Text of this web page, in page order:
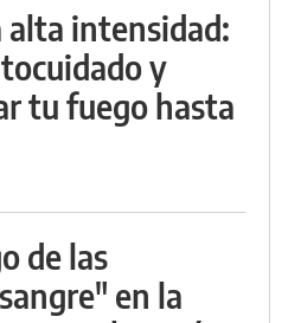
alta intensidad:
y
tu fuego hasta
de las
en la